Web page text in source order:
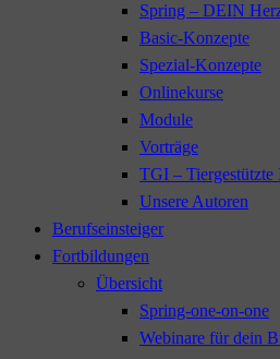
Spring – DEIN
Basic-Konzepte
Spezial-Konzepte
Onlinekurse
Module
Vorträge
TGI – Tiergestützte
Unsere Autoren
Berufseinsteiger
Fortbildungen
Übersicht
Spring-one-on-one
Webinare für dein